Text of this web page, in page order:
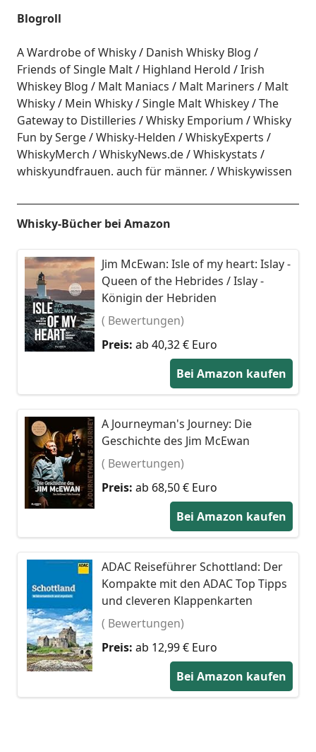
Blogroll
A Wardrobe of Whisky
Danish Whisky Blog
Friends of Single Malt
Highland Herold
Irish
Whiskey Blog
Malt Maniacs Malt Mariners
Malt
Whisky
Mein Whisky Single Malt Whiskey
The
Gateway to Distilleries
Whisky Emporium
Whisky
Fun by Serge
Whisky-Helden
WhiskyExperts
WhiskyMerch
WhiskyNews.de
Whiskystats
whiskyundfrauen. auch für männer.
Whiskywissen
Whisky-Bücher bei Amazon
Jim McEwan: Isle of my heart: Islay -
Queen of the Hebrides / Islay -
Königin der Hebriden
( Bewertungen)
Preis: ab 40,32 € Euro
Bei Amazon kaufen
A Journeyman's Journey: Die
Geschichte des Jim McEwan
( Bewertungen)
Preis: ab 68,50 € Euro
Bei Amazon kaufen
ADAC Reiseführer Schottland: Der
Kompakte mit den ADAC Top Tipps
und cleveren Klappenkarten
( Bewertungen)
Preis: ab 12,99 € Euro
Bei Amazon kaufen